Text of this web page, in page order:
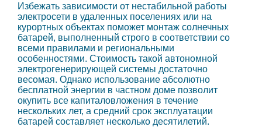
Избежать зависимости от нестабильной работы
электросети в удаленных поселениях или на
курортных объектах поможет монтаж солнечных
батарей, выполненный строго в соответствии со
всеми правилами и региональными
особенностями. Стоимость такой автономной
электрогенерирующей системы достаточно
весомая. Однако использование абсолютно
бесплатной энергии в частном доме позволит
окупить все капиталовложения в течение
нескольких лет, а средний срок эксплуатации
батарей составляет несколько десятилетий.